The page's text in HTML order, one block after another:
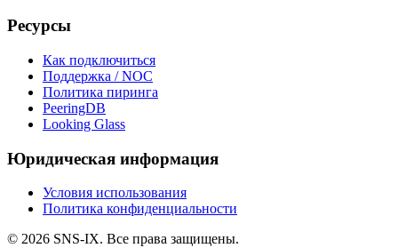
Ресурсы
Как подключиться
Поддержка / NOC
Политика пиринга
PeeringDB
Looking Glass
Юридическая информация
Условия использования
Политика конфиденциальности
© 2026 SNS-IX. Все права защищены.